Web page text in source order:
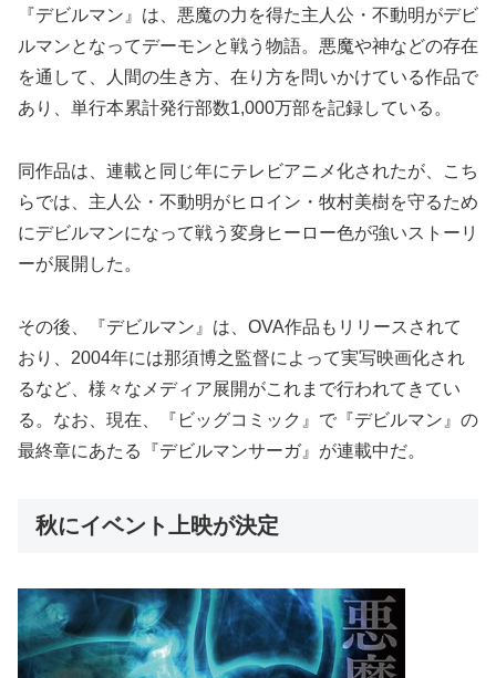
『デビルマン』は、悪魔の力を得た主人公・不動明がデビ
ルマンとなってデーモンと戦う物語。悪魔や神などの存在
を通して、人間の生き方、在り方を問いかけている作品で
あり、単行本累計発行部数1,000万部を記録している。
同作品は、連載と同じ年にテレビアニメ化されたが、こち
らでは、主人公・不動明がヒロイン・牧村美樹を守るため
にデビルマンになって戦う変身ヒーロー色が強いストーリ
ーが展開した。
その後、『デビルマン』は、OVA作品もリリースされて
おり、2004年には那須博之監督によって実写映画化され
るなど、様々なメディア展開がこれまで行われてきてい
る。なお、現在、『ビッグコミック』で『デビルマン』の
最終章にあたる『デビルマンサーガ』が連載中だ。
秋にイベント上映が決定